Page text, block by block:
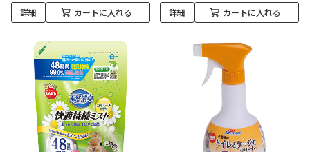
詳細 カートに入れる 詳細 カートに入れる